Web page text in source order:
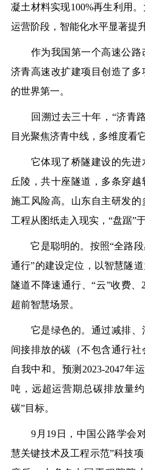
凝土材料实现100%再生利用
运营阶段，智能化水平显著提升
作为我国第一个高速公路
济青高速改扩建项目创造了
的世界第一。
回溯过去三十年，“济青路
目光聚焦济青中线，多维度
它体现了桥隧建设的先进
丘陵，共十座隧道，多条穿越
施工风险高。山东自主研发
工程从图纸走入现实，“盘踞”
它是聪明的。按照“全路段
通行”的建设定位，以智慧隧
隧道不降速通行、“云”收费
超前智慧场景。
它是绿色的。通过减排、
间接排放的碳（不包含通行
自我中和。预测2023-2047年
吨，远超运营期总碳排放量
碳”目标。
9月19日，中国公路学会对
慧关键技术及工程示范”科技